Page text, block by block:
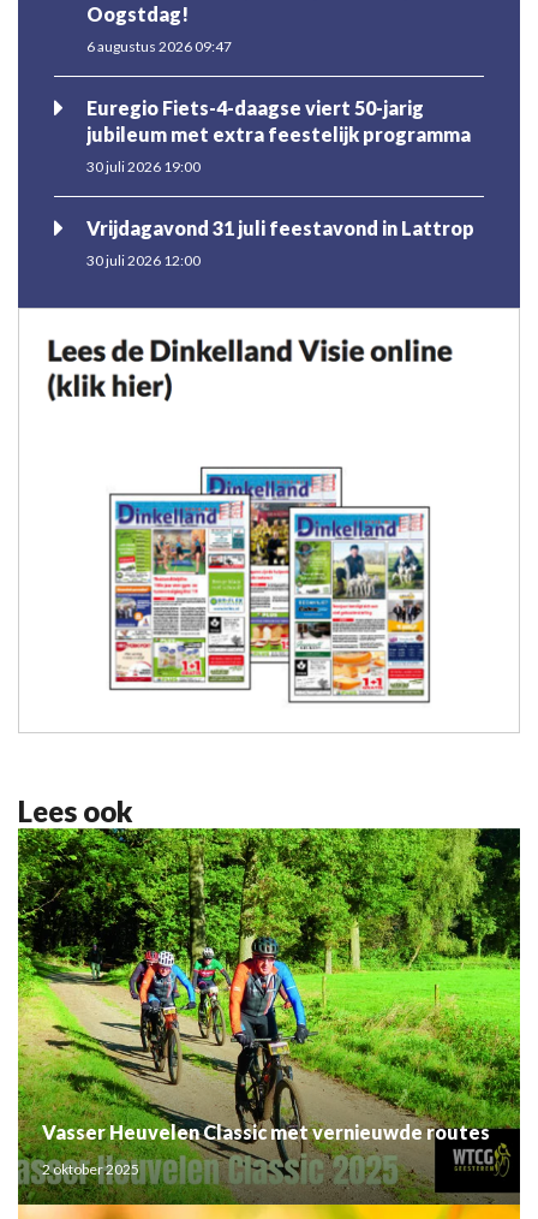
Oogstdag!
6 augustus 2026 09:47
Euregio Fiets-4-daagse viert 50-jarig
jubileum met extra feestelijk programma
30 juli 2026 19:00
Vrijdagavond 31 juli feestavond in Lattrop
30 juli 2026 12:00
Lees ook
Vasser Heuvelen Classic met vernieuwde routes
2 oktober 2025